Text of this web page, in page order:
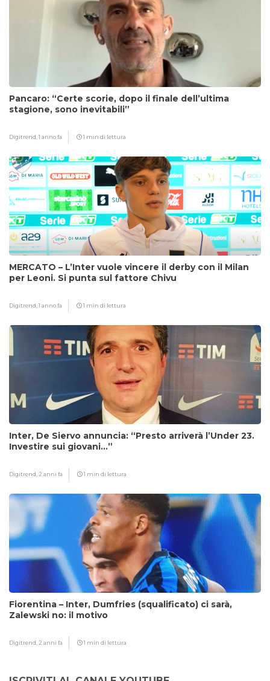
Pancaro: “Certe scorie, dopo il finale dell’ultima
stagione, sono inevitabili”
Digitrend,1 anno fa 1 min di lettura
MERCATO – L’Inter vuole vincere il derby con il Milan
per Leoni. Si punta sul fattore Chivu
Digitrend,1 anno fa 1 min di lettura
Inter, De Siervo annuncia: “Presto arriverà l’Under 23.
Investire sui giovani…”
Digitrend, 2 anni fa 1 min di lettura
Fiorentina – Inter, Dumfries (squalificato) ci sarà,
Zalewski no: il motivo
Digitrend, 2 anni fa 1 min di lettura